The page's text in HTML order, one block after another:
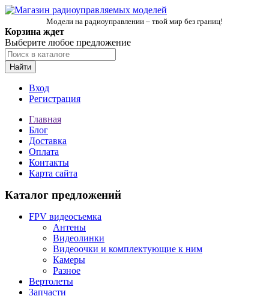
Модели на радиоуправлении – твой мир без границ!
Корзина ждет
Выберите любое предложение
Найти
Вход
Регистрация
Главная
Блог
Доставка
Оплата
Контакты
Карта сайта
Каталог предложений
FPV видеосъемка
Антены
Видеолинки
Видеоочки и комплектующие к ним
Камеры
Разное
Вертолеты
Запчасти